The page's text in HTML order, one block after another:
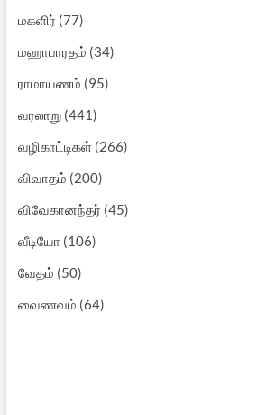
மகளிர் (77)
மஹாபாரதம் (34)
ராமாயணம் (95)
வரலாறு(441)
வழிகாட்டிகள்(266)
விவாதம் (200)
விவேகானந்தர் (45)
வீடியோ (106)
வேதம் (50)
வைணவம் (64)